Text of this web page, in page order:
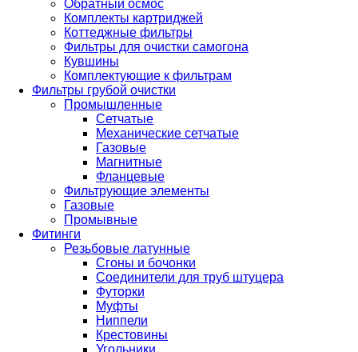
Обратный осмос
Комплекты картриджей
Коттеджные фильтры
Фильтры для очистки самогона
Кувшины
Комплектующие к фильтрам
Фильтры грубой очистки
Промышленные
Сетчатые
Механические сетчатые
Газовые
Магнитные
Фланцевые
Фильтрующие элементы
Газовые
Промывные
Фитинги
Резьбовые латунные
Сгоны и бочонки
Соединители для труб штуцера
Футорки
Муфты
Ниппели
Крестовины
Угольники